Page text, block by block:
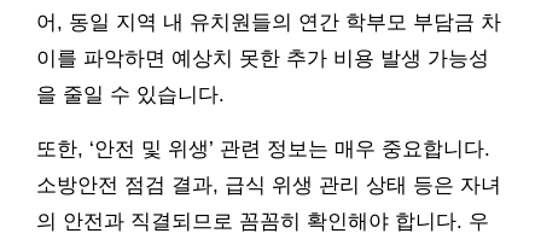
어, 동일 지역 내 유치원들의 연간 학부모 부담금 차
이를 파악하면 예상치 못한 추가 비용 발생 가능성
을 줄일 수 있습니다.
또한, ‘안전 및 위생’ 관련 정보는 매우 중요합니다.
소방안전 점검 결과, 급식 위생 관리 상태 등은 자녀
의 안전과 직결되므로 꼼꼼히 확인해야 합니다. 우